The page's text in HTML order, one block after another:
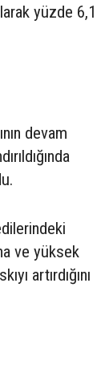
yüzde 6,1
devam
ve yüksek
artırdığını